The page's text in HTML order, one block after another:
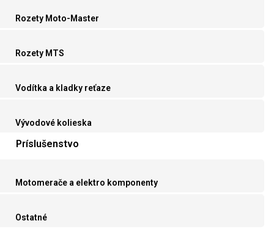
Rozety Moto-Master
Rozety MTS
Vodítka a kladky reťaze
Vývodové kolieska
Príslušenstvo
Motomerače a elektro komponenty
Ostatné